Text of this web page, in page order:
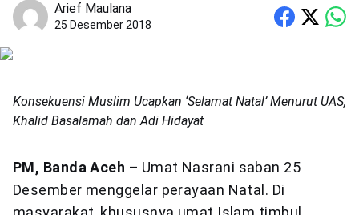
Arief Maulana
25 Desember 2018
Konsekuensi Muslim Ucapkan ‘Selamat Natal’ Menurut UAS,
Khalid Basalamah dan Adi Hidayat
PM, Banda Aceh – Umat Nasrani saban 25
Desember menggelar perayaan Natal. Di